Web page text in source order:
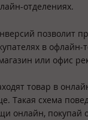
отделениях.
позволит
в
или офис
товар в
Такая схема
онлайн, покупай